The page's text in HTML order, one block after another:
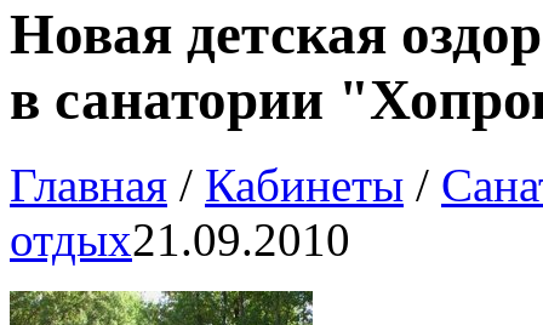
Новая детская
в санатории
Главная / Кабинеты /
отдых21.09.2010